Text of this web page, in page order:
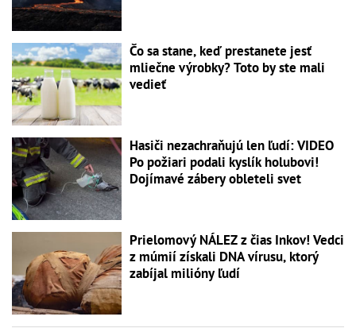
Čo sa stane, keď prestanete jesť
mliečne výrobky? Toto by ste mali
vedieť
Hasiči nezachraňujú len ľudí: VIDEO
Po požiari podali kyslík holubovi!
Dojímavé zábery obleteli svet
Prielomový NÁLEZ z čias Inkov! Vedci
z múmií získali DNA vírusu, ktorý
zabíjal milióny ľudí